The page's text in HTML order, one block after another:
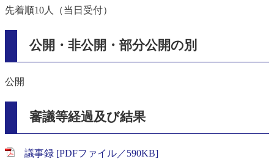
先着順10人（当日受付）
公開・非公開・部分公開の別
公開
審議等経過及び結果
議事録 [PDFファイル／590KB]